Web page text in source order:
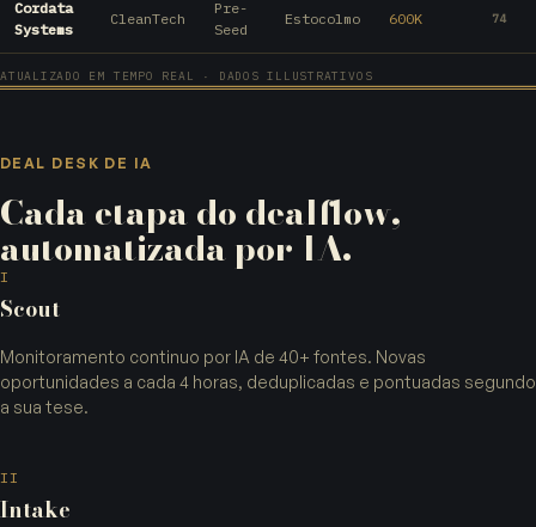
Cordata
Systems
CleanTech
Pre-
Seed
Estocolmo 600K 74
ATUALIZADO EM TEMPO REAL · DADOS ILLUSTRATIVOS
DEAL DESK DE IA
Cada etapa do dealflow,
automatizada por IA.
I
Scout
Monitoramento continuo por IA de 40+ fontes. Novas
oportunidades a cada 4 horas, deduplicadas e pontuadas segundo
a sua tese.
II
Intake